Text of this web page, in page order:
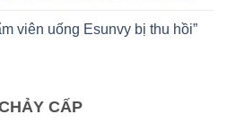
viên uống Esunvy bị thu hồi”
CẤP